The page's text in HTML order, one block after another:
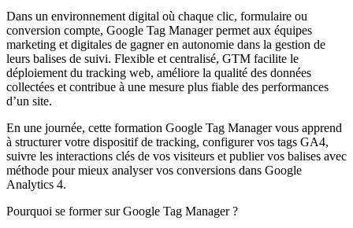
Dans un environnement digital où chaque clic, formulaire ou
conversion compte, Google Tag Manager permet aux équipes
marketing et digitales de gagner en autonomie dans la gestion de
leurs balises de suivi. Flexible et centralisé, GTM facilite le
déploiement du tracking web, améliore la qualité des données
collectées et contribue à une mesure plus fiable des performances
d’un site.
En une journée, cette formation Google Tag Manager vous apprend
à structurer votre dispositif de tracking, configurer vos tags GA4,
suivre les interactions clés de vos visiteurs et publier vos balises avec
méthode pour mieux analyser vos conversions dans Google
Analytics 4.
Pourquoi se former sur Google Tag Manager ?